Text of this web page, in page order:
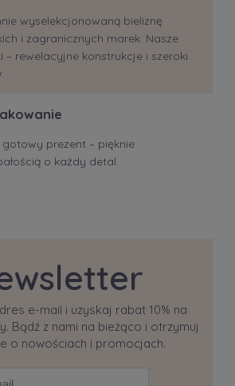
wyselekcjonowaną bieliznę
i zagranicznych marek. Nasze
– rewelacyjne konstrukcje i szeroki
prezent – pięknie
o każdy detal.
e-mail i uzyskaj rabat 10% na
Bądź z nami na bieżąco i otrzymuj
o nowościach i promocjach.